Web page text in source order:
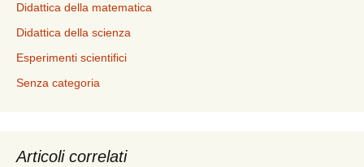
Didattica della matematica
Didattica della scienza
Esperimenti scientifici
Senza categoria
Articoli correlati